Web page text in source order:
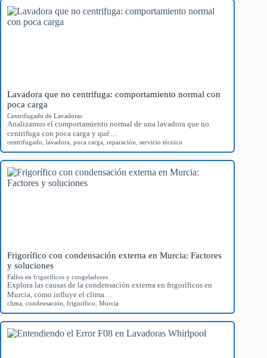
Lavadora que no centrifuga: comportamiento normal con
poca carga
Centrifugado de Lavadoras
Analizamos el comportamiento normal de una lavadora que no
centrifuga con poca carga y qué…
centrifugado lavadora poca carga reparación servicio técnico
Frigorífico con condensación externa en Murcia: Factores
y soluciones
Fallos en frigoríficos y congeladores
Explora las causas de la condensación externa en frigoríficos en
Murcia, cómo influye el clima…
clima condensación frigorífico Murcia